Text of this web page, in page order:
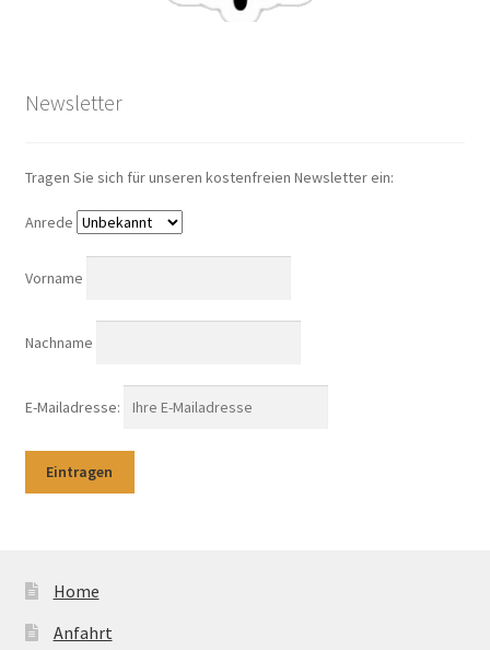
Newsletter
Tragen Sie sich für unseren kostenfreien Newsletter ein:
Anrede
Vorname
Nachname
E-Mailadresse:
Home
Anfahrt